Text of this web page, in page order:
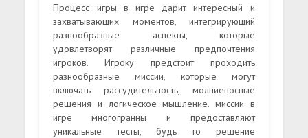
Процесс игры в игре дарит интересный и
захватывающих моментов, интегрирующий
разнообразные аспекты, которые
удовлетворят различные предпочтения
игроков. Игроку предстоит проходить
разнообразные миссии, которые могут
включать рассудительность, молниеносные
решения и логическое мышление. миссии в
игре многогранны и предоставляют
уникальные тесты, будь то решение